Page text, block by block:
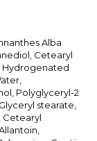
Alba
Cetearyl
Hydrogenated
Polyglyceryl-2
stearate,
Cetearyl